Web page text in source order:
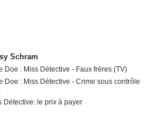
Schram
Doe : Miss Détective - Faux frères (TV)
Doe : Miss Détective - Crime sous contrôle
Détective: le prix à payer